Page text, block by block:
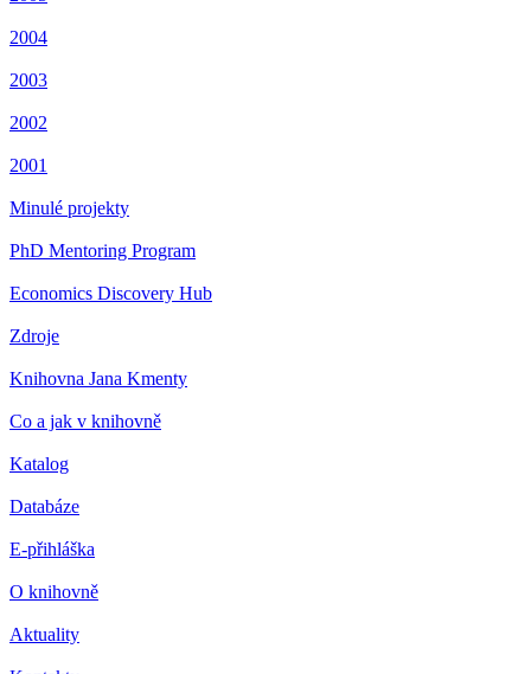
2004
2003
2002
2001
Minulé projekty
PhD Mentoring Program
Economics Discovery Hub
Zdroje
Knihovna Jana Kmenty
Co a jak v knihovně
Katalog
Databáze
E-přihláška
O knihovně
Aktuality